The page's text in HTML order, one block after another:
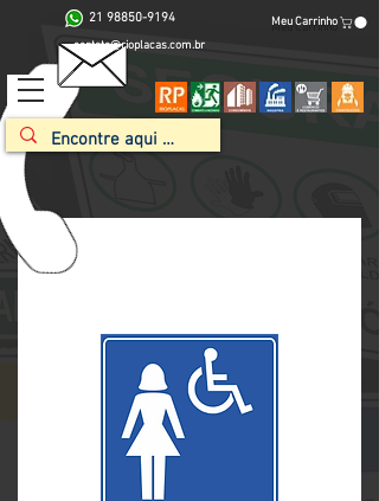
21 98850-9194
contato@rioplacas.com.br
Meu Carrinho